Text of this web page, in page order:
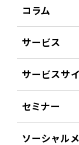
コラム
サービス
サービスサ
セミナー
ソーシャル